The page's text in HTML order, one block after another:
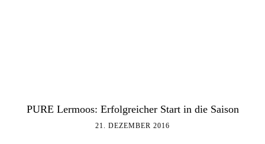
PURE Lermoos: Erfolgreicher Start in die Saison
21. DEZEMBER 2016